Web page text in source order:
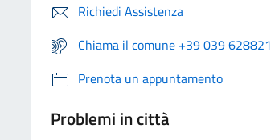
Richiedi Assistenza
Chiama il comune +39 039 628821
Prenota un appuntamento
Problemi in città